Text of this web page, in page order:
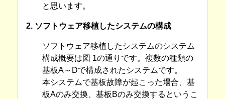
と思います。
2. ソフトウェア移植したシステムの構成
ソフトウェア移植したシステムのシステム
構成概要は図 1の通りです。複数の種類の
基板A～Dで構成されたシステムです。
本システムで基板故障が起こった場合、基
板Aのみ交換、基板Bのみ交換するというこ